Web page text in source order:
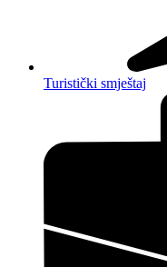
Turistički smještaj